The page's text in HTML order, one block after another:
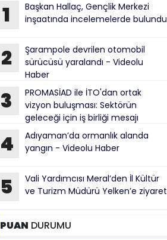
1
Başkan Hallaç, Gençlik Merkezi
inşaatında incelemelerde bulundu
2
Şarampole devrilen otomobil
sürücüsü yaralandı - Videolu
Haber
3
PROMASİAD ile İTO'dan ortak
vizyon buluşması: Sektörün
geleceği için iş birliği mesajı
4
Adıyaman’da ormanlık alanda
yangın - Videolu Haber
5
Vali Yardımcısı Meral’den İl Kültür
ve Turizm Müdürü Yelken’e ziyaret
PUAN DURUMU